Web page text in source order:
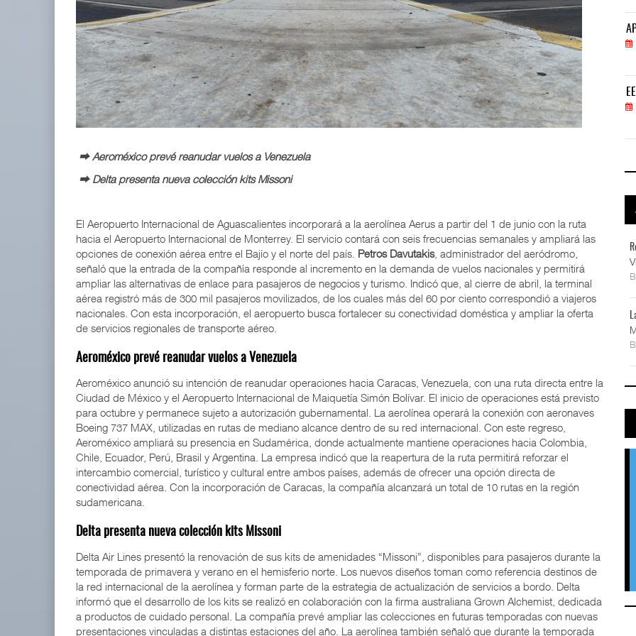
⮕Aeroméxico prevé reanudar vuelos a Venezuela
⮕ Delta presenta nueva colección kits Missoni
El Aeropuerto Internacional de Aguascalientes incorporará a la aerolínea Aerus a partir del 1 de junio con la ruta
hacia el Aeropuerto Internacional de Monterrey. El servicio contará con seis frecuencias semanales y ampliará las
opciones de conexión aérea entre el Bajío y el norte del país. Petros Davutakis, administrador del aeródromo,
señaló que la entrada de la compañía responde al incremento en la demanda de vuelos nacionales y permitirá
ampliar las alternativas de enlace para pasajeros de negocios y turismo. Indicó que, al cierre de abril, la terminal
aérea registró más de 300 mil pasajeros movilizados, de los cuales más del 60 por ciento correspondió a viajeros
nacionales. Con esta incorporación, el aeropuerto busca fortalecer su conectividad doméstica y ampliar la oferta
de servicios regionales de transporte aéreo.
Aeroméxico prevé reanudar vuelos a Venezuela
Aeroméxico anunció su intención de reanudar operaciones hacia Caracas, Venezuela, con una ruta directa entre la
Ciudad de México y el Aeropuerto Internacional de Maiquetía Simón Bolívar. El inicio de operaciones está previsto
para octubre y permanece sujeto a autorización gubernamental. La aerolínea operará la conexión con aeronaves
Boeing 737 MAX, utilizadas en rutas de mediano alcance dentro de su red internacional. Con este regreso,
Aeroméxico ampliará su presencia en Sudamérica, donde actualmente mantiene operaciones hacia Colombia,
Chile, Ecuador, Perú, Brasil y Argentina. La empresa indicó que la reapertura de la ruta permitirá reforzar el
intercambio comercial, turístico y cultural entre ambos países, además de ofrecer una opción directa de
conectividad aérea. Con la incorporación de Caracas, la compañía alcanzará un total de 10 rutas en la región
sudamericana.
Delta presenta nueva colección kits Missoni
Delta Air Lines presentó la renovación de sus kits de amenidades “Missoni”, disponibles para pasajeros durante la
temporada de primavera y verano en el hemisferio norte. Los nuevos diseños toman como referencia destinos de
la red internacional de la aerolínea y forman parte de la estrategia de actualización de servicios a bordo. Delta
informó que el desarrollo de los kits se realizó en colaboración con la firma australiana Grown Alchemist, dedicada
a productos de cuidado personal. La compañía prevé ampliar las colecciones en futuras temporadas con nuevas
presentaciones vinculadas a distintas estaciones del año. La aerolínea también señaló que durante la temporada
APM Terminals incrementa equipamiento para movi
05 AGO 2026
EE.UU. plantea nuevas restricciones para tripul
05 AGO 2026
APM Terminals incrementa equipamiento para movi
05 AGO 2026
EE.UU. plantea nuevas restricciones para tripul
05 AGO 2026